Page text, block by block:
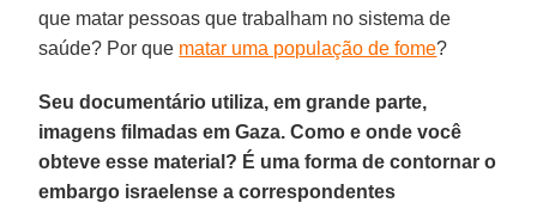
que matar pessoas que trabalham no sistema de
saúde? Por que matar uma população de fome?
Seu documentário utiliza, em grande parte,
imagens filmadas em Gaza. Como e onde você
obteve esse material? É uma forma de contornar o
embargo israelense a correspondentes